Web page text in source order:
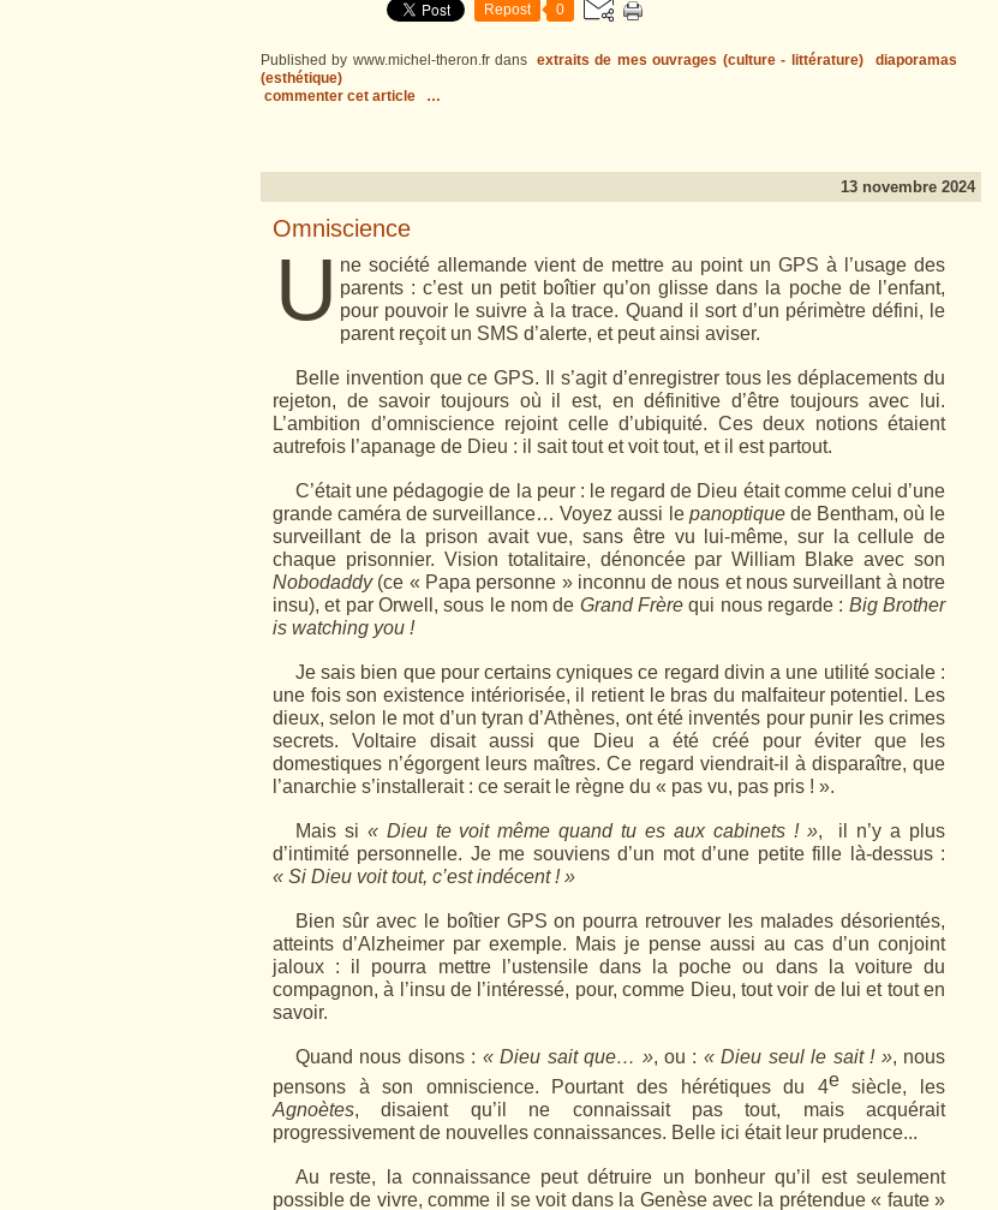
Repost 0
Published by www.michel-theron.fr dans extraits de mes ouvrages (culture - littérature)
diaporamas
(esthétique)
commenter cet article
…
13 novembre 2024
Omniscience
U ne société allemande vient de mettre au point un GPS à l’usage des
parents : c’est un petit boîtier qu’on glisse dans la poche de l’enfant,
pour pouvoir le suivre à la trace. Quand il sort d’un périmètre défini, le
parent reçoit un SMS d’alerte, et peut ainsi aviser.
Belle invention que ce GPS. Il s’agit d’enre­gis­trer tous les déplacements du
rejeton, de savoir toujours où il est, en définitive d’être toujours avec lui.
L’ambition d’omniscience rejoint celle d’ubiquité. Ces deux notions étaient
autrefois l’apanage de Dieu : il sait tout et voit tout, et il est partout.
C’était une pédagogie de la peur : le regard de Dieu était comme celui d’une
grande caméra de surveillance… Voyez aussi le panoptiquede Bentham, où le
surveillant de la prison avait vue, sans être vu lui-même, sur la cellule de
chaque prisonnier. Vision totalitaire, dé­non­cée par William Blake avec son
Nobodaddy(ce « Papa personne » inconnu de nous et nous sur­veillant à notre
insu), et par Orwell, sous le nom de Grand Frère qui nous regarde : Big Brother
is watching you !
Je sais bien que pour certains cyniques ce regard divin a une utilité sociale :
une fois son existence intériorisée, il retient le bras du malfaiteur potentiel. Les
dieux, selon le mot d’un tyran d’Athènes, ont été inventés pour punir les crimes
secrets. Voltaire disait aussi que Dieu a été créé pour éviter que les
domestiques n’égorgent leurs maîtres. Ce regard viendrait-il à disparaître, que
l’anarchie s’installerait : ce serait le règne du « pas vu, pas pris ! ».
Mais si « Dieu te voit même quand tu es aux cabinets ! », il n’y a plus
d’intimité personnelle. Je me souviens d’un mot d’une petite fille là-dessus :
« Si Dieu voit tout, c’est indécent ! »
Bien sûr avec le boîtier GPS on pourra retrouver les malades désorientés,
atteints d’Alzheimer par exemple. Mais je pense aussi au cas d’un conjoint
jaloux : il pourra mettre l’ustensile dans la poche ou dans la voiture du
compagnon, à l’insu de l’intéressé, pour, comme Dieu, tout voir de lui et tout en
savoir.
Quand nous disons : « Dieu sait que… », ou : « Dieu seul le sait ! », nous
pensons à son omniscience. Pourtant des hérétiques du 4esiècle, les
Agnoètes, disaient qu’il ne connaissait pas tout, mais acquérait
progressivement de nouvelles connaissances. Belle ici était leur prudence...
Au reste, la connaissance peut détruire un bonheur qu’il est seulement
possible de vivre, comme il se voit dans la Genèse avec la prétendue « faute »